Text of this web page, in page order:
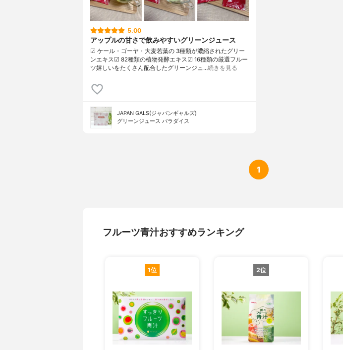
5.00
アップルの甘さで飲みやすいグリーンジュース
☑︎ ケール・ゴーヤ・大麦若葉の 3種類が濃縮されたグリー
ンエキス☑︎ 82種類の植物発酵エキス☑︎ 16種類の厳選フルー
ツ嬉しいをたくさん配合したグリーンジュ…続きを見る
JAPAN GALS(ジャパンギャルズ)
グリーンジュース パラダイス
1
フルーツ青汁おすすめランキング
1位 2位